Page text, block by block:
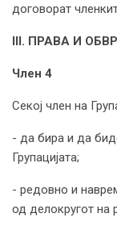
договорат
III. ПРАВА И
Член 4
Секој член на
- да бира и да
Групацијата;
- редовно и
од делокругот на